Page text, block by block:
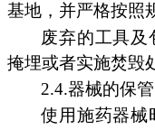
基地，并严格按照
废弃的工具及
掩埋或者实施焚毁
2.4.器械的保管
使用施药器械